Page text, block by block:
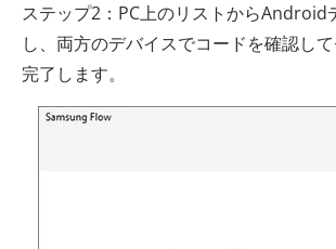
ステップ2：PC上のリストからAndroid
し、両方のデバイスでコードを確認し
完了します。